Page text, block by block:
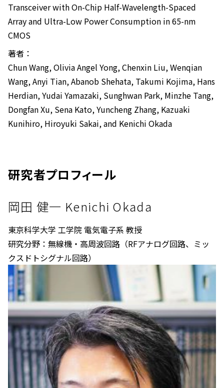
Transceiver with On-Chip Half-Wavelength-Spaced
Array and Ultra-Low Power Consumption in 65-nm
CMOS
著者：
Chun Wang, Olivia Angel Yong, Chenxin Liu, Wenqian
Wang, Anyi Tian, Abanob Shehata, Takumi Kojima, Hans
Herdian, Yudai Yamazaki, Sunghwan Park, Minzhe Tang,
Dongfan Xu, Sena Kato, Yuncheng Zhang, Kazuaki
Kunihiro, Hiroyuki Sakai, and Kenichi Okada
研究者プロフィール
岡田 健一 Kenichi Okada
東京科学大学 工学院 電気電子系 教授
研究分野：無線機・高周波回路（RFアナログ回路、ミッ
クスドトシグナル回路）